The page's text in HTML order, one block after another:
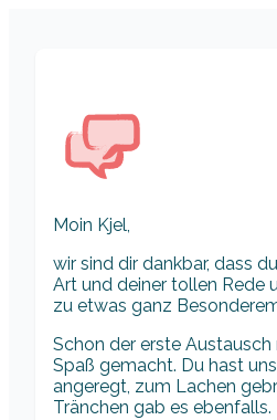
Moin Kjel,
wir sind dir dankbar, dass
Art und deiner tollen Rede
zu etwas ganz
Schon der erste
Spaß gemacht. Du hast
angeregt, zum Lachen
Tränchen gab es ebenfalls.